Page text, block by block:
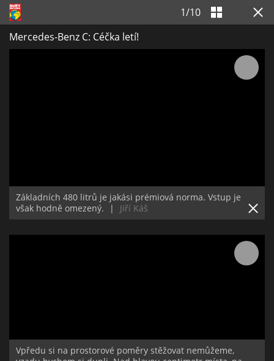
1/10
Mercedes-Benz C: Céčka letí!
Základních 480 litrů je jakási prémiová norma. Vstup je
však hodně omezený.
| Jiří Káš
Vpředu si na prostorové poměry stěžovat nemůžeme,